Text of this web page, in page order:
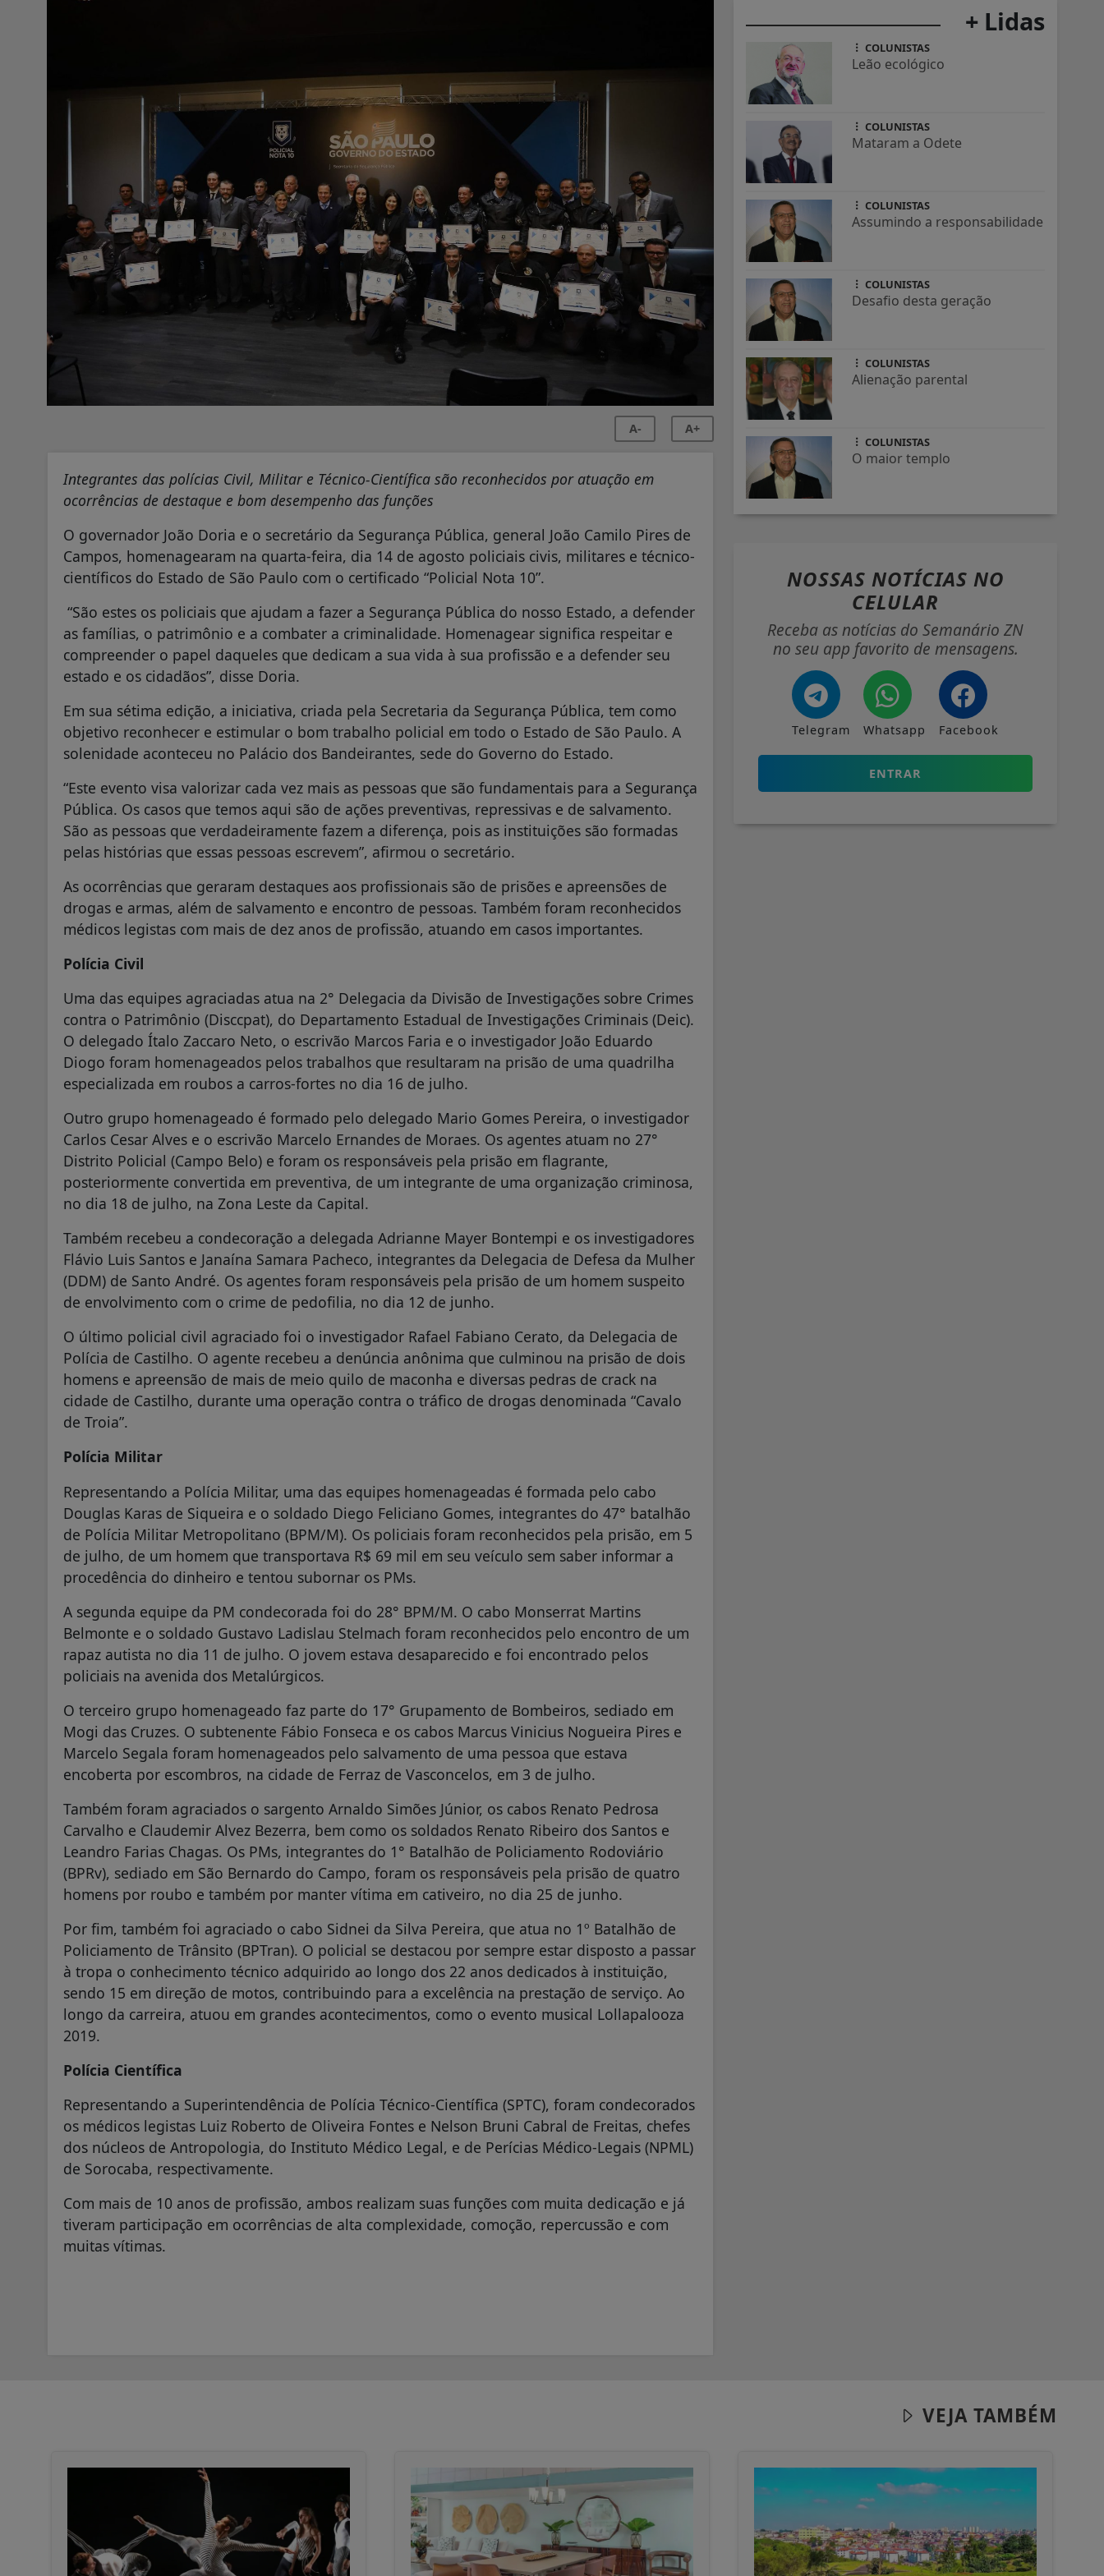
A- A+
Integrantes das polícias Civil, Militar e Técnico-Científica são reconhecidos por atuação em
ocorrências de destaque e bom desempenho das funções
O governador João Doria e o secretário da Segurança Pública, general João Camilo Pires de
Campos, homenagearam na quarta-feira, dia 14 de agosto policiais civis, militares e técnico-
científicos do Estado de São Paulo com o certificado “Policial Nota 10”.
“São estes os policiais que ajudam a fazer a Segurança Pública do nosso Estado, a defender
as famílias, o patrimônio e a combater a criminalidade. Homenagear significa respeitar e
compreender o papel daqueles que dedicam a sua vida à sua profissão e a defender seu
estado e os cidadãos”, disse Doria.
Em sua sétima edição, a iniciativa, criada pela Secretaria da Segurança Pública, tem como
objetivo reconhecer e estimular o bom trabalho policial em todo o Estado de São Paulo. A
solenidade aconteceu no Palácio dos Bandeirantes, sede do Governo do Estado.
“Este evento visa valorizar cada vez mais as pessoas que são fundamentais para a Segurança
Pública. Os casos que temos aqui são de ações preventivas, repressivas e de salvamento.
São as pessoas que verdadeiramente fazem a diferença, pois as instituições são formadas
pelas histórias que essas pessoas escrevem”, afirmou o secretário.
As ocorrências que geraram destaques aos profissionais são de prisões e apreensões de
drogas e armas, além de salvamento e encontro de pessoas. Também foram reconhecidos
médicos legistas com mais de dez anos de profissão, atuando em casos importantes.
Polícia Civil
Uma das equipes agraciadas atua na 2° Delegacia da Divisão de Investigações sobre Crimes
contra o Patrimônio (Disccpat), do Departamento Estadual de Investigações Criminais (Deic).
O delegado Ítalo Zaccaro Neto, o escrivão Marcos Faria e o investigador João Eduardo
Diogo foram homenageados pelos trabalhos que resultaram na prisão de uma quadrilha
especializada em roubos a carros-fortes no dia 16 de julho.
Outro grupo homenageado é formado pelo delegado Mario Gomes Pereira, o investigador
Carlos Cesar Alves e o escrivão Marcelo Ernandes de Moraes. Os agentes atuam no 27°
Distrito Policial (Campo Belo) e foram os responsáveis pela prisão em flagrante,
posteriormente convertida em preventiva, de um integrante de uma organização criminosa,
no dia 18 de julho, na Zona Leste da Capital.
Também recebeu a condecoração a delegada Adrianne Mayer Bontempi e os investigadores
Flávio Luis Santos e Janaína Samara Pacheco, integrantes da Delegacia de Defesa da Mulher
(DDM) de Santo André. Os agentes foram responsáveis pela prisão de um homem suspeito
de envolvimento com o crime de pedofilia, no dia 12 de junho.
O último policial civil agraciado foi o investigador Rafael Fabiano Cerato, da Delegacia de
Polícia de Castilho. O agente recebeu a denúncia anônima que culminou na prisão de dois
homens e apreensão de mais de meio quilo de maconha e diversas pedras de crack na
cidade de Castilho, durante uma operação contra o tráfico de drogas denominada “Cavalo
de Troia”.
Polícia Militar
Representando a Polícia Militar, uma das equipes homenageadas é formada pelo cabo
Douglas Karas de Siqueira e o soldado Diego Feliciano Gomes, integrantes do 47° batalhão
de Polícia Militar Metropolitano (BPM/M). Os policiais foram reconhecidos pela prisão, em 5
de julho, de um homem que transportava R$ 69 mil em seu veículo sem saber informar a
procedência do dinheiro e tentou subornar os PMs.
A segunda equipe da PM condecorada foi do 28° BPM/M. O cabo Monserrat Martins
Belmonte e o soldado Gustavo Ladislau Stelmach foram reconhecidos pelo encontro de um
rapaz autista no dia 11 de julho. O jovem estava desaparecido e foi encontrado pelos
policiais na avenida dos Metalúrgicos.
O terceiro grupo homenageado faz parte do 17° Grupamento de Bombeiros, sediado em
Mogi das Cruzes. O subtenente Fábio Fonseca e os cabos Marcus Vinicius Nogueira Pires e
Marcelo Segala foram homenageados pelo salvamento de uma pessoa que estava
encoberta por escombros, na cidade de Ferraz de Vasconcelos, em 3 de julho.
Também foram agraciados o sargento Arnaldo Simões Júnior, os cabos Renato Pedrosa
Carvalho e Claudemir Alvez Bezerra, bem como os soldados Renato Ribeiro dos Santos e
Leandro Farias Chagas. Os PMs, integrantes do 1° Batalhão de Policiamento Rodoviário
(BPRv), sediado em São Bernardo do Campo, foram os responsáveis pela prisão de quatro
homens por roubo e também por manter vítima em cativeiro, no dia 25 de junho.
Por fim, também foi agraciado o cabo Sidnei da Silva Pereira, que atua no 1º Batalhão de
Policiamento de Trânsito (BPTran). O policial se destacou por sempre estar disposto a passar
à tropa o conhecimento técnico adquirido ao longo dos 22 anos dedicados à instituição,
sendo 15 em direção de motos, contribuindo para a excelência na prestação de serviço. Ao
longo da carreira, atuou em grandes acontecimentos, como o evento musical Lollapalooza
2019.
Polícia Científica
Representando a Superintendência de Polícia Técnico-Científica (SPTC), foram condecorados
os médicos legistas Luiz Roberto de Oliveira Fontes e Nelson Bruni Cabral de Freitas, chefes
dos núcleos de Antropologia, do Instituto Médico Legal, e de Perícias Médico-Legais (NPML)
de Sorocaba, respectivamente.
Com mais de 10 anos de profissão, ambos realizam suas funções com muita dedicação e já
tiveram participação em ocorrências de alta complexidade, comoção, repercussão e com
muitas vítimas.
+ Lidas
COLUNISTAS
Leão ecológico
COLUNISTAS
Mataram a Odete
COLUNISTAS
Assumindo a responsabilidade
COLUNISTAS
Desafio desta geração
COLUNISTAS
Alienação parental
COLUNISTAS
O maior templo
NOSSAS NOTÍCIAS NO
CELULAR
Receba as notícias do Semanário ZN
no seu app favorito de mensagens.
Telegram Whatsapp Facebook
ENTRAR
VEJA TAMBÉM